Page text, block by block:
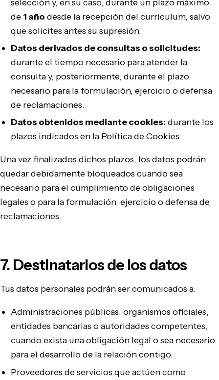
selección y, en su caso, durante un plazo máximo
de 1 año desde la recepción del currículum, salvo
que solicites antes su supresión.
Datos derivados de consultas o solicitudes:
durante el tiempo necesario para atender la
consulta y, posteriormente, durante el plazo
necesario para la formulación, ejercicio o defensa
de reclamaciones.
Datos obtenidos mediante cookies: durante los
plazos indicados en la Política de Cookies.
Una vez finalizados dichos plazos, los datos podrán
quedar debidamente bloqueados cuando sea
necesario para el cumplimiento de obligaciones
legales o para la formulación, ejercicio o defensa de
reclamaciones.
7. Destinatarios de los datos
Tus datos personales podrán ser comunicados a:
Administraciones públicas, organismos oficiales,
entidades bancarias o autoridades competentes,
cuando exista una obligación legal o sea necesario
para el desarrollo de la relación contigo.
Proveedores de servicios que actúen como